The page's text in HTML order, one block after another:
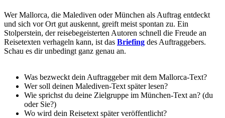
Wer Mallorca, die Malediven oder München als Auftrag entdeckt
und sich vor Ort gut auskennt, greift meist spontan zu. Ein
Stolperstein, der reisebegeisterten Autoren schnell die Freude an
Reisetexten verhageln kann, ist das Briefing des Auftraggebers.
Schau es dir unbedingt ganz genau an.
Was bezweckt dein Auftraggeber mit dem Mallorca-Text?
Wer soll deinen Malediven-Text später lesen?
Wie sprichst du deine Zielgruppe im München-Text an? (du
oder Sie?)
Wo wird dein Reisetext später veröffentlicht?